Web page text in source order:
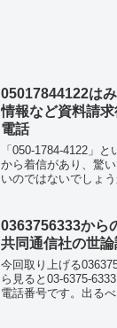
05017844122は
情報など資料請
電話
「050-1784-4122」
から着信があり、驚
いのではないでしょ
もかかってくるのか
0363756333から
共同通信社の世論
今回取り上げる
ら見ると03-6375-
電話番号です。出る